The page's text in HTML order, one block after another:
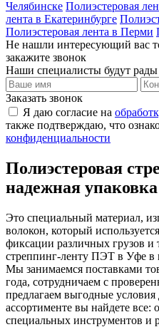
Челябинске Полиэстеровая
лента в Екатеринбурге
Полиэстеровая лента в Перми
Не нашли интересующий вас
закажите звонок
Наши специалисты будут
Заказать звонок
Я даю согласие на
также подтверждаю, что
конфиденциальности
Полиэстеровая
надежная
Это специальный материал,
волокон, который
фиксации различных грузов
стреппинг-ленту ПЭТ в Уфе в
Мы занимаемся поставками
года, сотрудничаем с
предлагаем выгодные
ассортименте вы найдете все:
специальных инструментов и